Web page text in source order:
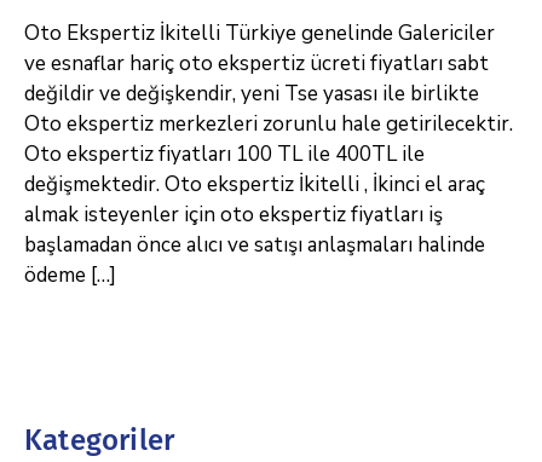
Oto Ekspertiz İkitelli Türkiye genelinde Galericiler
ve esnaflar hariç oto ekspertiz ücreti fiyatları sabt
değildir ve değişkendir, yeni Tse yasası ile birlikte
Oto ekspertiz merkezleri zorunlu hale getirilecektir.
Oto ekspertiz fiyatları 100 TL ile 400TL ile
değişmektedir. Oto ekspertiz İkitelli , İkinci el araç
almak isteyenler için oto ekspertiz fiyatları iş
başlamadan önce alıcı ve satışı anlaşmaları halinde
ödeme […]
Kategoriler